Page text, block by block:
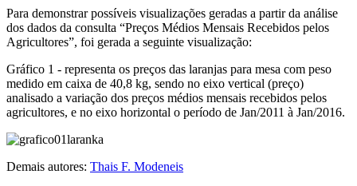
Para demonstrar possíveis visualizações geradas a partir da análise
dos dados da consulta “Preços Médios Mensais Recebidos pelos
Agricultores”, foi gerada a seguinte visualização:
Gráfico 1 - representa os preços das laranjas para mesa com peso
medido em caixa de 40,8 kg, sendo no eixo vertical (preço)
analisado a variação dos preços médios mensais recebidos pelos
agricultores, e no eixo horizontal o período de Jan/2011 à Jan/2016.
Demais autores: Thais F. Modeneis